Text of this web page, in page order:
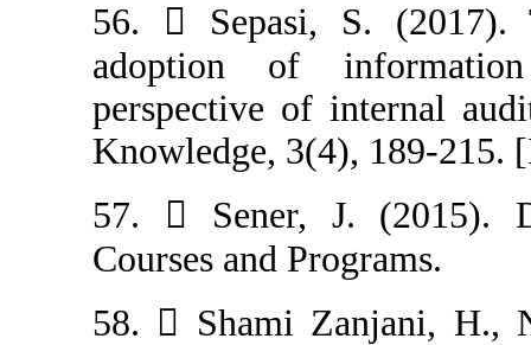
56.  Sepasi,
adoption of
perspective of
Knowledge,
57.  Sener,
Courses and
58.  Shami